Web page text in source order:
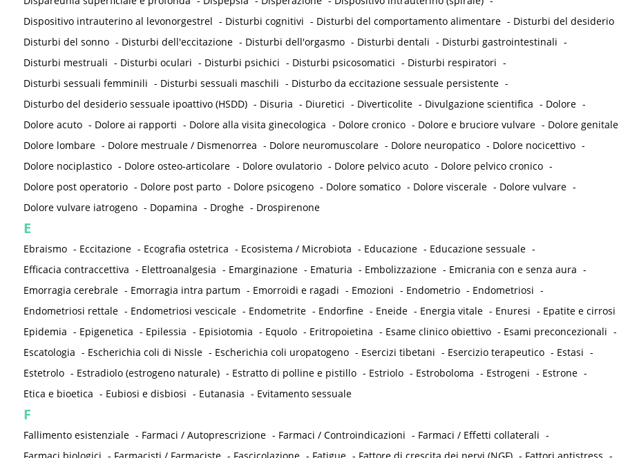
Dispositivo intrauterino al levonorgestrel - Disturbi cognitivi - Disturbi del comportamento alimentare - Disturbi del desiderio
Disturbi del sonno - Disturbi dell'eccitazione - Disturbi dell'orgasmo - Disturbi dentali - Disturbi gastrointestinali -
Disturbi mestruali - Disturbi oculari - Disturbi psichici - Disturbi psicosomatici - Disturbi respiratori -
Disturbi sessuali femminili - Disturbi sessuali maschili - Disturbo da eccitazione sessuale persistente -
Disturbo del desiderio sessuale ipoattivo (HSDD) - Disuria - Diuretici - Diverticolite - Divulgazione scientifica - Dolore -
Dolore acuto - Dolore ai rapporti - Dolore alla visita ginecologica - Dolore cronico - Dolore e bruciore vulvare - Dolore genitale
Dolore lombare - Dolore mestruale / Dismenorrea - Dolore neuromuscolare - Dolore neuropatico - Dolore nocicettivo -
Dolore nociplastico - Dolore osteo-articolare - Dolore ovulatorio - Dolore pelvico acuto - Dolore pelvico cronico -
Dolore post operatorio - Dolore post parto - Dolore psicogeno - Dolore somatico - Dolore viscerale - Dolore vulvare -
Dolore vulvare iatrogeno - Dopamina - Droghe - Drospirenone
E
Ebraismo - Eccitazione - Ecografia ostetrica - Ecosistema / Microbiota - Educazione - Educazione sessuale -
Efficacia contraccettiva - Elettroanalgesia - Emarginazione - Ematuria - Embolizzazione - Emicrania con e senza aura -
Emorragia cerebrale - Emorragia intra partum - Emorroidi e ragadi - Emozioni - Endometrio - Endometriosi -
Endometriosi rettale - Endometriosi vescicale - Endometrite - Endorfine - Eneide - Energia vitale - Enuresi - Epatite e cirrosi
Epidemia - Epigenetica - Epilessia - Episiotomia - Equolo - Eritropoietina - Esame clinico obiettivo - Esami preconcezionali -
Escatologia - Escherichia coli di Nissle - Escherichia coli uropatogeno - Esercizi tibetani - Esercizio terapeutico - Estasi -
Estetrolo - Estradiolo (estrogeno naturale) - Estratto di polline e pistillo - Estriolo - Estroboloma - Estrogeni - Estrone -
Etica e bioetica - Eubiosi e disbiosi - Eutanasia - Evitamento sessuale
F
Fallimento esistenziale - Farmaci / Autoprescrizione - Farmaci / Controindicazioni - Farmaci / Effetti collaterali -